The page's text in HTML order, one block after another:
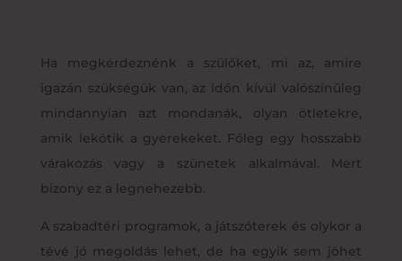
Ha megkérdeznénk a szülőket, mi az, amire
igazán szükségük van, az időn kívül valószínűleg
mindannyian azt mondanák, olyan ötletekre,
amik lekötik a gyerekeket. Főleg egy hosszabb
várakozás vagy a szünetek alkalmával. Mert
bizony ez a legnehezebb.
A szabadtéri programok, a játszóterek és olykor a
tévé jó megoldás lehet, de ha egyik sem jöhet